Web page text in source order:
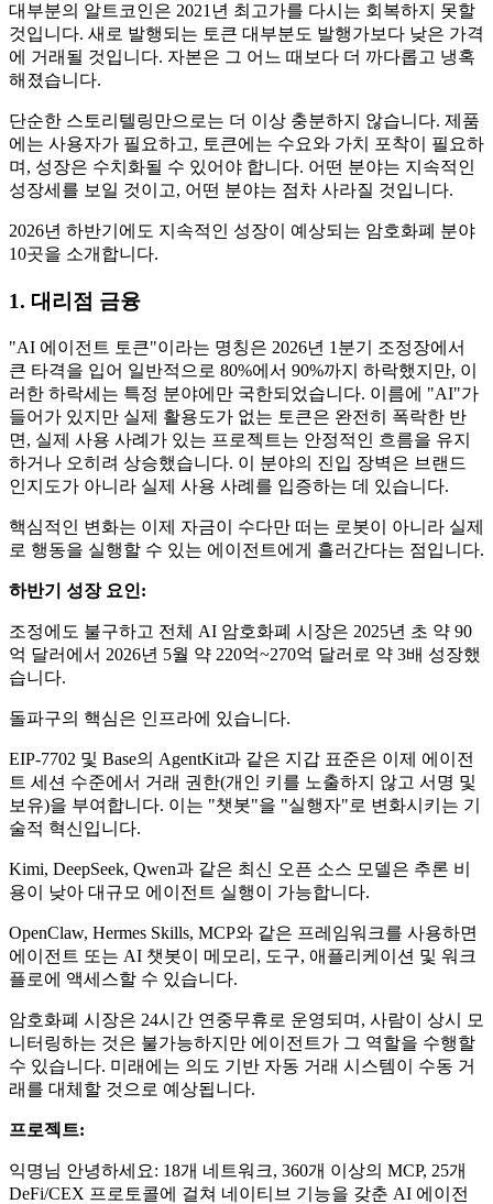
대부분의 알트코인은 2021년 최고가를 다시는 회복하지 못할
것입니다. 새로 발행되는 토큰 대부분도 발행가보다 낮은 가격
에 거래될 것입니다. 자본은 그 어느 때보다 더 까다롭고 냉혹
해졌습니다.
단순한 스토리텔링만으로는 더 이상 충분하지 않습니다. 제품
에는 사용자가 필요하고, 토큰에는 수요와 가치 포착이 필요하
며, 성장은 수치화될 수 있어야 합니다. 어떤 분야는 지속적인
성장세를 보일 것이고, 어떤 분야는 점차 사라질 것입니다.
2026년 하반기에도 지속적인 성장이 예상되는 암호화폐 분야
10곳을 소개합니다.
1. 대리점 금융
"AI 에이전트 토큰"이라는 명칭은 2026년 1분기 조정장에서
큰 타격을 입어 일반적으로 80%에서 90%까지 하락했지만, 이
러한 하락세는 특정 분야에만 국한되었습니다. 이름에 "AI"가
들어가 있지만 실제 활용도가 없는 토큰은 완전히 폭락한 반
면, 실제 사용 사례가 있는 프로젝트는 안정적인 흐름을 유지
하거나 오히려 상승했습니다. 이 분야의 진입 장벽은 브랜드
인지도가 아니라 실제 사용 사례를 입증하는 데 있습니다.
핵심적인 변화는 이제 자금이 수다만 떠는 로봇이 아니라 실제
로 행동을 실행할 수 있는 에이전트에게 흘러간다는 점입니다.
하반기 성장 요인:
조정에도 불구하고 전체 AI 암호화폐 시장은 2025년 초 약 90
억 달러에서 2026년 5월 약 220억~270억 달러로 약 3배 성장했
습니다.
돌파구의 핵심은 인프라에 있습니다.
EIP-7702 및 Base의 AgentKit과 같은 지갑 표준은 이제 에이전
트 세션 수준에서 거래 권한(개인 키를 노출하지 않고 서명 및
보유)을 부여합니다. 이는 "챗봇"을 "실행자"로 변화시키는 기
술적 혁신입니다.
Kimi, DeepSeek, Qwen과 같은 최신 오픈 소스 모델은 추론 비
용이 낮아 대규모 에이전트 실행이 가능합니다.
OpenClaw, Hermes Skills, MCP와 같은 프레임워크를 사용하면
에이전트 또는 AI 챗봇이 메모리, 도구, 애플리케이션 및 워크
플로에 액세스할 수 있습니다.
암호화폐 시장은 24시간 연중무휴로 운영되며, 사람이 상시 모
니터링하는 것은 불가능하지만 에이전트가 그 역할을 수행할
수 있습니다. 미래에는 의도 기반 자동 거래 시스템이 수동 거
래를 대체할 것으로 예상됩니다.
프로젝트:
익명님 안녕하세요: 18개 네트워크, 360개 이상의 MCP, 25개
DeFi/CEX 프로토콜에 걸쳐 네이티브 기능을 갖춘 AI 에이전